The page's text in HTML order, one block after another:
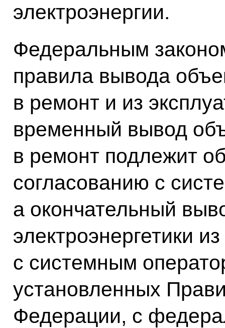
электроэнергии.
Федеральным
правила вывода
в ремонт и из
временный вывод
в ремонт подлежит
согласованию с
а окончательный
электроэнергетики
с системным
установленных
Федерации, с